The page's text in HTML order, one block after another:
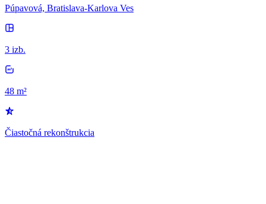
Púpavová, Bratislava-Karlova Ves
3 izb.
48 m²
Čiastočná rekonštrukcia